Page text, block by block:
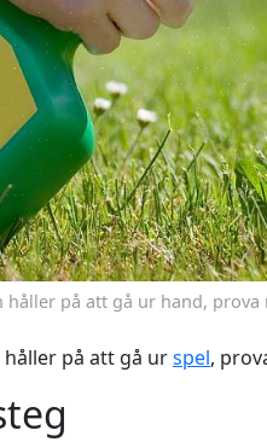
håller på att gå ur hand,
på att gå urspel,